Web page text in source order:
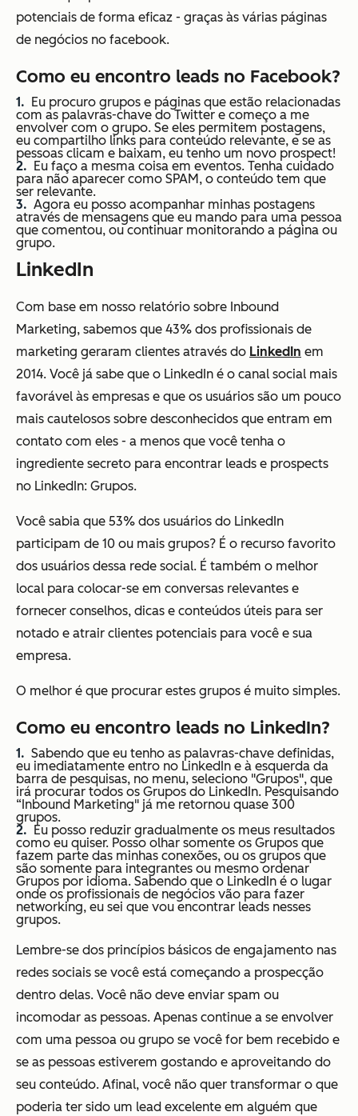
potenciais de forma eficaz - graças às várias páginas
de negócios no facebook.
Como eu encontro leads no Facebook?
Eu procuro grupos e páginas que estão relacionadas
com as palavras-chave do Twitter e começo a me
envolver com o grupo. Se eles permitem postagens,
eu compartilho links para conteúdo relevante, e se as
pessoas clicam e baixam, eu tenho um novo prospect!
Eu faço a mesma coisa em eventos. Tenha cuidado
para não aparecer como SPAM, o conteúdo tem que
ser relevante.
Agora eu posso acompanhar minhas postagens
através de mensagens que eu mando para uma pessoa
que comentou, ou continuar monitorando a página ou
grupo.
LinkedIn
Com base em nosso relatório sobre Inbound
Marketing, sabemos que 43% dos profissionais de
marketing geraram clientes através do LinkedIn em
2014. Você já sabe que o LinkedIn é o canal social mais
favorável às empresas e que os usuários são um pouco
mais cautelosos sobre desconhecidos que entram em
contato com eles - a menos que você tenha o
ingrediente secreto para encontrar leads e prospects
no LinkedIn: Grupos.
Você sabia que 53% dos usuários do LinkedIn
participam de 10 ou mais grupos? É o recurso favorito
dos usuários dessa rede social. É também o melhor
local para colocar-se em conversas relevantes e
fornecer conselhos, dicas e conteúdos úteis para ser
notado e atrair clientes potenciais para você e sua
empresa.
O melhor é que procurar estes grupos é muito simples.
Como eu encontro leads no LinkedIn?
Sabendo que eu tenho as palavras-chave definidas,
eu imediatamente entro no LinkedIn e à esquerda da
barra de pesquisas, no menu, seleciono "Grupos", que
irá procurar todos os Grupos do LinkedIn. Pesquisando
“Inbound Marketing" já me retornou quase 300
grupos.
Eu posso reduzir gradualmente os meus resultados
como eu quiser. Posso olhar somente os Grupos que
fazem parte das minhas conexões, ou os grupos que
são somente para integrantes ou mesmo ordenar
Grupos por idioma. Sabendo que o LinkedIn é o lugar
onde os profissionais de negócios vão para fazer
networking, eu sei que vou encontrar leads nesses
grupos.
Lembre-se dos princípios básicos de engajamento nas
redes sociais se você está começando a prospecção
dentro delas. Você não deve enviar spam ou
incomodar as pessoas. Apenas continue a se envolver
com uma pessoa ou grupo se você for bem recebido e
se as pessoas estiverem gostando e aproveitando do
seu conteúdo. Afinal, você não quer transformar o que
poderia ter sido um lead excelente em alguém que